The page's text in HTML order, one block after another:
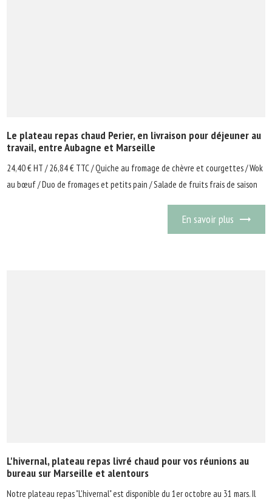
Le plateau repas chaud Perier, en livraison pour déjeuner au
travail, entre Aubagne et Marseille
24,40 € HT / 26,84 € TTC / Quiche au fromage de chèvre et courgettes / Wok
au bœuf / Duo de fromages et petits pain / Salade de fruits frais de saison
En savoir plus
L'hivernal, plateau repas livré chaud pour vos réunions au
bureau sur Marseille et alentours
Notre plateau repas "L'hivernal" est disponible du 1er octobre au 31 mars. Il